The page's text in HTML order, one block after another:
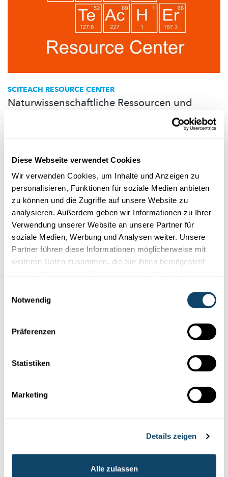
Diese Webseite verwendet Cookies
Wir verwenden Cookies, um Inhalte und Anzeigen zu
personalisieren, Funktionen für soziale Medien anbieten
zu können und die Zugriffe auf unsere Website zu
analysieren. Außerdem geben wir Informationen zu Ihrer
Verwendung unserer Website an unsere Partner für
soziale Medien, Werbung und Analysen weiter. Unsere
Partner führen diese Informationen möglicherweise mit
weiteren Daten zusammen, die Sie ihnen bereitgestellt
Notwendig
Präferenzen
Statistiken
Marketing
Details zeigen
Alle zulassen
SCITEACH RESOURCE CENTER
Naturwissenschaftliche Ressourcen und
Weiterbildungszentrum für Lehrpersonal
inIFEN-
University of Luxembourg
WISSENSCHAFT IN FREIZEIT UND SCHULE
Naturwissenschaft und Technik für
Workshops, Science Camps,
von Laboren und